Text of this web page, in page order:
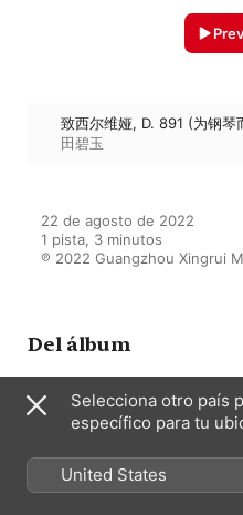
致西尔维娅, D. 891 (为钢琴
田碧玉
22 de agosto de 2022
1 pista, 3 minutos
℗ 2022 Guangzhou Xingrui
Del álbum
舒伯特钢琴
田碧玉
Selecciona otro país
específico para tu
United States